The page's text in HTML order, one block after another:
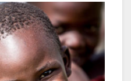
für die Tierwelt
Wissen über das
die jeder Pflanze,
Raubtier und
Ökologie
und Sichtung
jede Verbindung zur